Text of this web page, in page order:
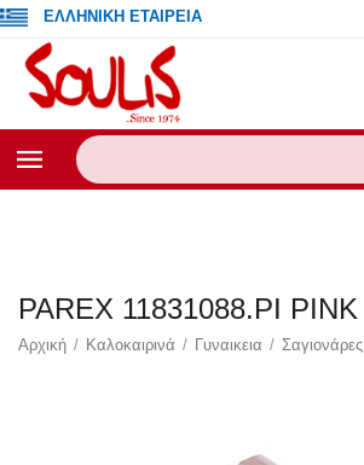
ΕΛΛΗΝΙΚΗ ΕΤΑΙΡΕΙΑ
PAREX 11831088.PI PINK
Αρχική / Καλοκαιρινά / Γυναικεια / Σαγιονάρες